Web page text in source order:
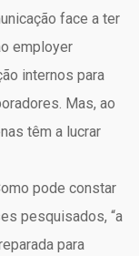
face a ter
employer
internos para
Mas, ao
têm a lucrar
pode constar
pesquisados, “a
para